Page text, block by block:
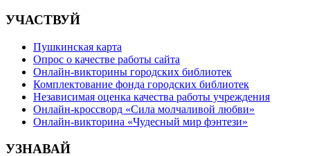
УЧАСТВУЙ
Пушкинская карта
Опрос о качестве работы сайта
Онлайн-викторины городских библиотек
Комплектование фонда городских библиотек
Независимая оценка качества работы учреждения
Онлайн-кроссворд «Сила молчаливой любви»
Онлайн-викторина «Чудесный мир фэнтези»
УЗНАВАЙ